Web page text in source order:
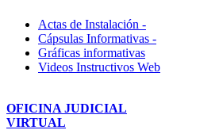
Actas de Instalación -
Cápsulas Informativas -
Gráficas informativas
Videos Instructivos Web
OFICINA JUDICIAL
VIRTUAL